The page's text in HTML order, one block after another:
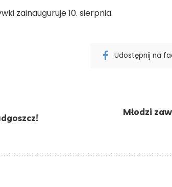
zainauguruje 10. sierpnia.
Udostępnij na
Młodzi